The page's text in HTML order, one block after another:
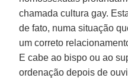
chamada cultura gay.
de fato, numa situação
um correto
E cabe ao bispo ou ao
ordenação depois de